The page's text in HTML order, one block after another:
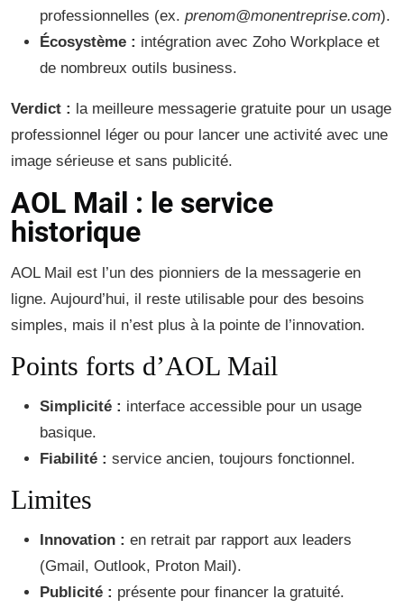
professionnelles (ex. prenom@monentreprise.com).
Écosystème : intégration avec Zoho Workplace et
de nombreux outils business.
Verdict : la meilleure messagerie gratuite pour un usage
professionnel léger ou pour lancer une activité avec une
image sérieuse et sans publicité.
AOL Mail : le service
historique
AOL Mail est l’un des pionniers de la messagerie en
ligne. Aujourd’hui, il reste utilisable pour des besoins
simples, mais il n’est plus à la pointe de l’innovation.
Points forts d’AOL Mail
Simplicité : interface accessible pour un usage
basique.
Fiabilité : service ancien, toujours fonctionnel.
Limites
Innovation : en retrait par rapport aux leaders
(Gmail, Outlook, Proton Mail).
Publicité : présente pour financer la gratuité.